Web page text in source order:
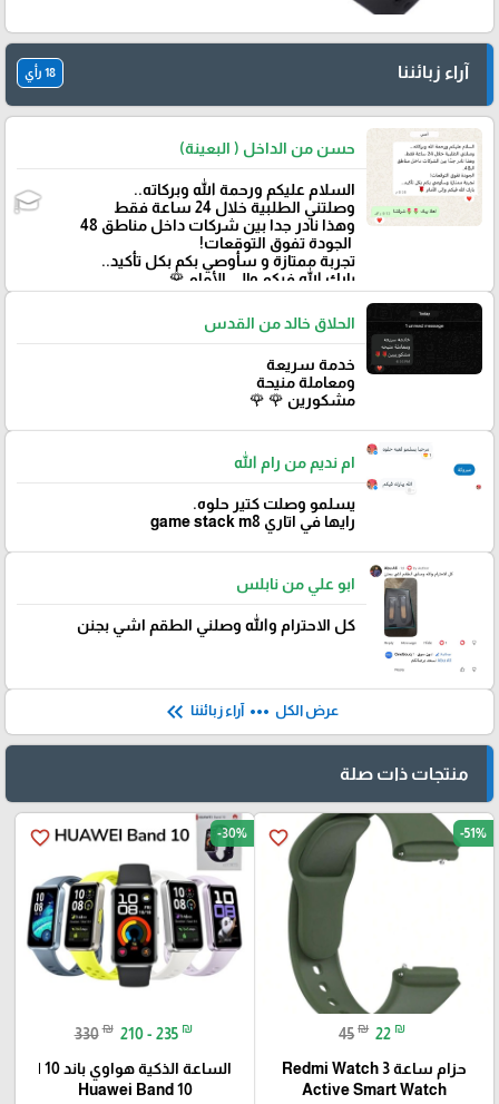
آراء زبائننا 18 رأي
حسن من الداخل ( البعينة)
‏السلام عليكم ورحمة الله وبركاته..
وصلتني الطلبية خلال 24 ساعة فقط
‏وهذا نادر جدا بين شركات داخل مناطق 48
‏ الجودة تفوق التوقعات!
تجربة ممتازة و سأوصي بكم بكل تأكيد..
‏بارك الله فيكم وإلى الأمام 🌹
الحلاق خالد من القدس
خدمة سريعة
ومعاملة منيحة
مشكورين 🌹 🌹
ام نديم من رام الله
يسلمو وصلت كتير حلوه.
رايها في اتاري game stack m8
ابو علي من نابلس
كل الاحترام والله وصلني الطقم اشي بجنن
عرض الكل more_horiz آراء زبائننا keyboard_double_arrow_left
منتجات ذات صلة
favorite_border -51%
45 ₪ 22 ₪
حزام ساعة Redmi Watch 3
Active Smart Watch
favorite_border -30%
330 ₪ 210 - 235 ₪
الساعة الذكية هواوي باند 10 |
Huawei Band 10